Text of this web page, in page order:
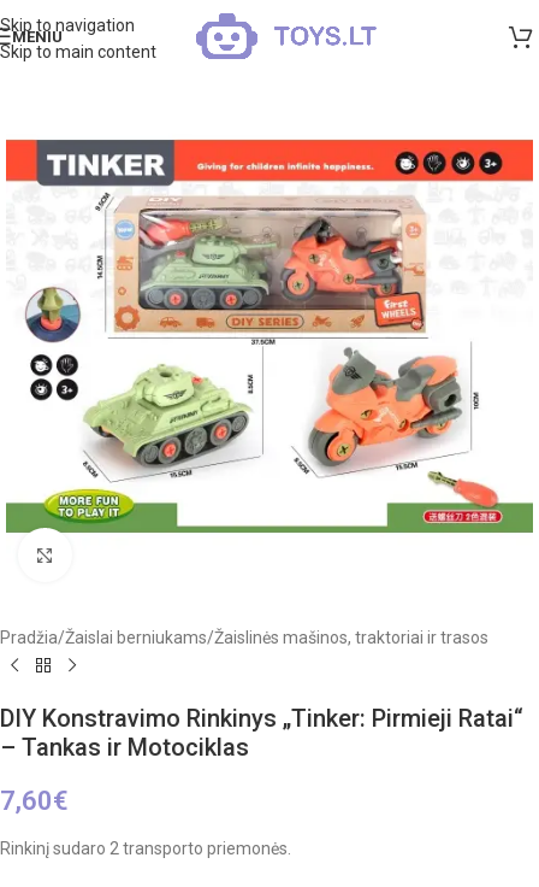
Skip to navigation
Skip to main content
MENIU
Pradžia/Žaislai berniukams/Žaislinės mašinos, traktoriai ir trasos
DIY Konstravimo Rinkinys „Tinker: Pirmieji Ratai“
– Tankas ir Motociklas
7,60€
Rinkinį sudaro 2 transporto priemonės.